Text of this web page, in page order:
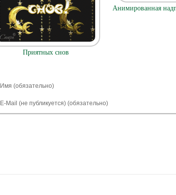
Приятных снов
Анимированная
Имя (обязательно)
E-Mail (не публикуется) (обязательно)